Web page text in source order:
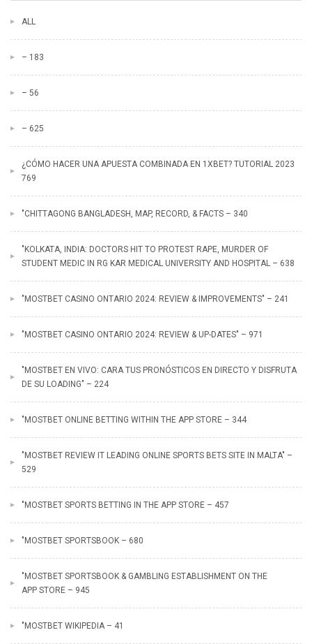
ALL
– 183
– 56
– 625
¿CÓMO HACER UNA APUESTA COMBINADA EN 1XBET? TUTORIAL 2023
769
"CHITTAGONG BANGLADESH, MAP, RECORD, & FACTS – 340
"KOLKATA, INDIA: DOCTORS HIT TO PROTEST RAPE, MURDER OF
STUDENT MEDIC IN RG KAR MEDICAL UNIVERSITY AND HOSPITAL – 638
"MOSTBET CASINO ONTARIO 2024: REVIEW & IMPROVEMENTS" – 241
"MOSTBET CASINO ONTARIO 2024: REVIEW & UP-DATES" – 971
"MOSTBET EN VIVO: CARA TUS PRONÓSTICOS EN DIRECTO Y DISFRUTA
DE SU LOADING" – 224
"‎MOSTBET ONLINE BETTING WITHIN THE APP STORE – 344
"MOSTBET REVIEW IT LEADING ONLINE SPORTS BETS SITE IN MALTA" –
529
"‎MOSTBET SPORTS BETTING IN THE APP STORE – 457
"MOSTBET SPORTSBOOK – 680
"‎MOSTBET SPORTSBOOK & GAMBLING ESTABLISHMENT ON THE
APP STORE – 945
"MOSTBET WIKIPEDIA – 41